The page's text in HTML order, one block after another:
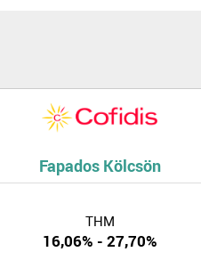
Fapados Kölcsön
THM
16,06% - 27,70%